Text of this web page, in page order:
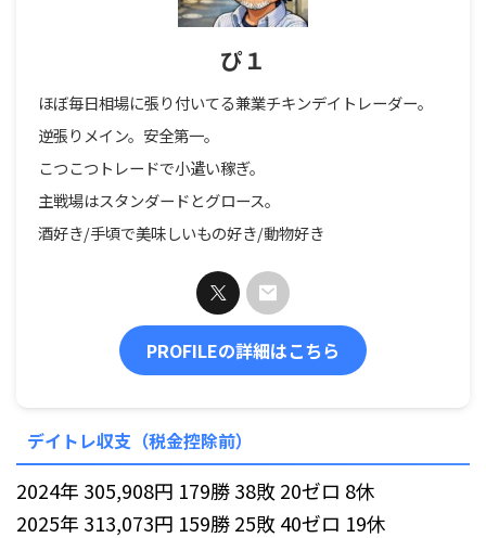
ぴ１
ほぼ毎日相場に張り付いてる兼業チキンデイトレーダー。
逆張りメイン。安全第一。
こつこつトレードで小遣い稼ぎ。
主戦場はスタンダードとグロース。
酒好き/手頃で美味しいもの好き/動物好き
PROFILEの詳細はこちら
デイトレ収支（税金控除前）
2024年 305,908円 179勝 38敗 20ゼロ 8休
2025年 313,073円 159勝 25敗 40ゼロ 19休